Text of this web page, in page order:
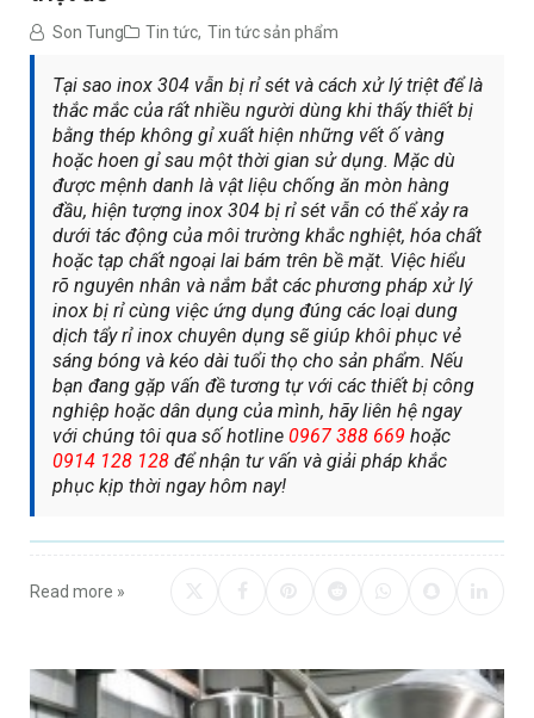
Son Tung Tin tức, Tin tức sản phẩm
Tại sao inox 304 vẫn bị rỉ sét và cách xử lý triệt để là
thắc mắc của rất nhiều người dùng khi thấy thiết bị
bằng thép không gỉ xuất hiện những vết ố vàng
hoặc hoen gỉ sau một thời gian sử dụng. Mặc dù
được mệnh danh là vật liệu chống ăn mòn hàng
đầu, hiện tượng inox 304 bị rỉ sét vẫn có thể xảy ra
dưới tác động của môi trường khắc nghiệt, hóa chất
hoặc tạp chất ngoại lai bám trên bề mặt. Việc hiểu
rõ nguyên nhân và nắm bắt các phương pháp xử lý
inox bị rỉ cùng việc ứng dụng đúng các loại dung
dịch tẩy rỉ inox chuyên dụng sẽ giúp khôi phục vẻ
sáng bóng và kéo dài tuổi thọ cho sản phẩm. Nếu
bạn đang gặp vấn đề tương tự với các thiết bị công
nghiệp hoặc dân dụng của mình, hãy liên hệ ngay
với chúng tôi qua số hotline 0967 388 669 hoặc
0914 128 128 để nhận tư vấn và giải pháp khắc
phục kịp thời ngay hôm nay!
Read more »